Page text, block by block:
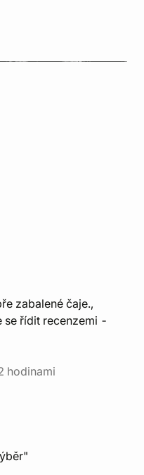
zabalené čaje.,
se řídit recenzemi -
hodinami